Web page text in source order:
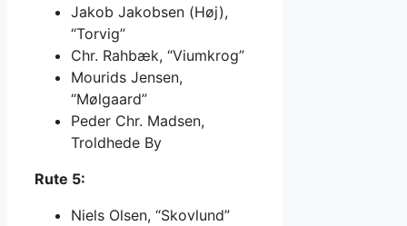
Jakob Jakobsen (Høj),
“Torvig”
Chr. Rahbæk, “Viumkrog”
Mourids Jensen,
“Mølgaard”
Peder Chr. Madsen,
Troldhede By
Rute 5:
Niels Olsen, “Skovlund”